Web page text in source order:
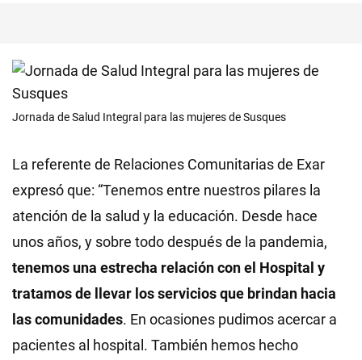
Jornada de Salud Integral para las mujeres de Susques
La referente de Relaciones Comunitarias de Exar
expresó que: “Tenemos entre nuestros pilares la
atención de la salud y la educación. Desde hace
unos años, y sobre todo después de la pandemia,
tenemos una estrecha relación con el Hospital y
tratamos de llevar los servicios que brindan hacia
las comunidades. En ocasiones pudimos acercar a
pacientes al hospital. También hemos hecho